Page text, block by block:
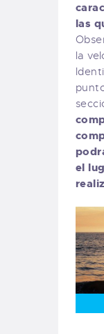
las
la
el